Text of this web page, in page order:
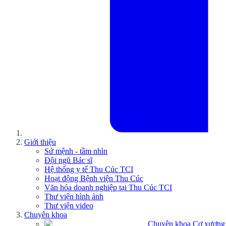
Giới thiệu
Sứ mệnh - tầm nhìn
Đội ngũ Bác sĩ
Hệ thống y tế Thu Cúc TCI
Hoạt động Bệnh viện Thu Cúc
Văn hóa doanh nghiệp tại Thu Cúc TCI
Thư viện hình ảnh
Thư viện video
Chuyên khoa
Chuyên khoa Cơ